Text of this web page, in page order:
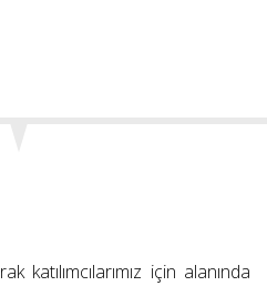
katılımcılarımız için alanında